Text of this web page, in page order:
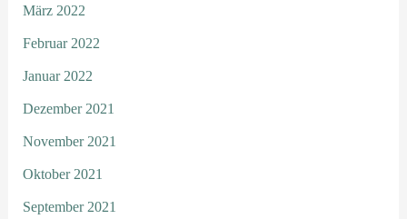
März 2022
Februar 2022
Januar 2022
Dezember 2021
November 2021
Oktober 2021
September 2021